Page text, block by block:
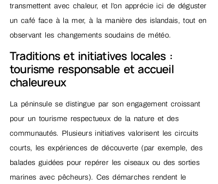
transmettent avec chaleur, et l’on apprécie ici de déguster
un café face à la mer, à la manière des islandais, tout en
observant les changements soudains de météo.
Traditions et initiatives locales :
tourisme responsable et accueil
chaleureux
La péninsule se distingue par son engagement croissant
pour un tourisme respectueux de la nature et des
communautés. Plusieurs initiatives valorisent les circuits
courts, les expériences de découverte (par exemple, des
balades guidées pour repérer les oiseaux ou des sorties
marines avec pêcheurs). Ces démarches rendent le